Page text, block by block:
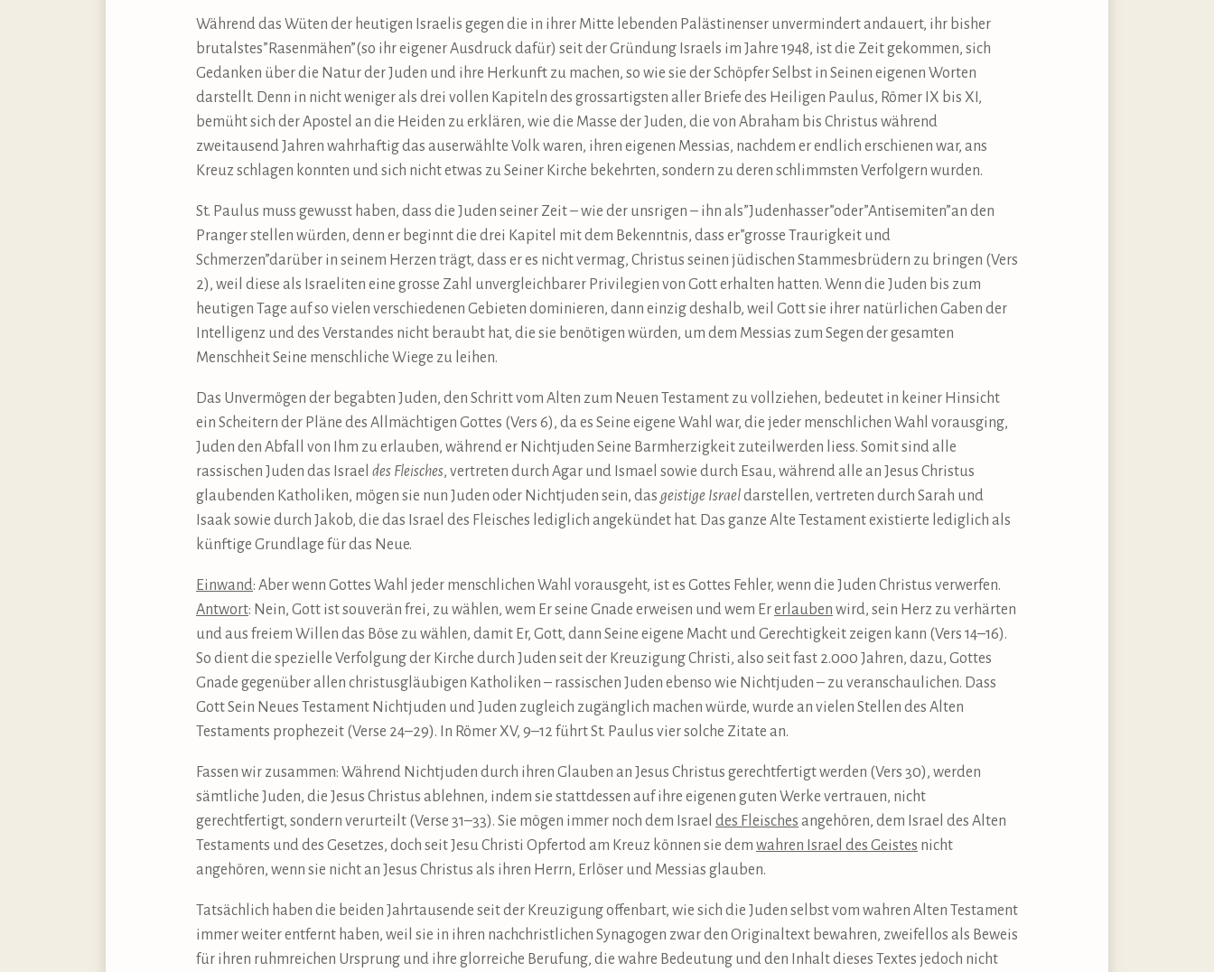
Während das Wüten der heutigen Israelis gegen die in ihrer Mitte lebenden Palästinenser unvermindert andauert, ihr bisher
brutalstes”Rasenmähen”(so ihr eigener Ausdruck dafür) seit der Gründung Israels im Jahre 1948, ist die Zeit gekommen, sich
Gedanken über die Natur der Juden und ihre Herkunft zu machen, so wie sie der Schöpfer Selbst in Seinen eigenen Worten
darstellt. Denn in nicht weniger als drei vollen Kapiteln des grossartigsten aller Briefe des Heiligen Paulus, Römer IX bis XI,
bemüht sich der Apostel an die Heiden zu erklären, wie die Masse der Juden, die von Abraham bis Christus während
zweitausend Jahren wahrhaftig das auserwählte Volk waren, ihren eigenen Messias, nachdem er endlich erschienen war, ans
Kreuz schlagen konnten und sich nicht etwas zu Seiner Kirche bekehrten, sondern zu deren schlimmsten Verfolgern wurden.
St. Paulus muss gewusst haben, dass die Juden seiner Zeit – wie der unsrigen – ihn als”Judenhasser”oder”Antisemiten”an den
Pranger stellen würden, denn er beginnt die drei Kapitel mit dem Bekenntnis, dass er”grosse Traurigkeit und
Schmerzen”darüber in seinem Herzen trägt, dass er es nicht vermag, Christus seinen jüdischen Stammesbrüdern zu bringen (Vers
2), weil diese als Israeliten eine grosse Zahl unvergleichbarer Privilegien von Gott erhalten hatten. Wenn die Juden bis zum
heutigen Tage auf so vielen verschiedenen Gebieten dominieren, dann einzig deshalb, weil Gott sie ihrer natürlichen Gaben der
Intelligenz und des Verstandes nicht beraubt hat, die sie benötigen würden, um dem Messias zum Segen der gesamten
Menschheit Seine menschliche Wiege zu leihen.
Das Unvermögen der begabten Juden, den Schritt vom Alten zum Neuen Testament zu vollziehen, bedeutet in keiner Hinsicht
ein Scheitern der Pläne des Allmächtigen Gottes (Vers 6), da es Seine eigene Wahl war, die jeder menschlichen Wahl vorausging,
Juden den Abfall von Ihm zu erlauben, während er Nichtjuden Seine Barmherzigkeit zuteilwerden liess. Somit sind alle
rassischen Juden das Israel des Fleisches, vertreten durch Agar und Ismael sowie durch Esau, während alle an Jesus Christus
glaubenden Katholiken, mögen sie nun Juden oder Nichtjuden sein, das geistige Israeldarstellen, vertreten durch Sarah und
Isaak sowie durch Jakob, die das Israel des Fleisches lediglich angekündet hat. Das ganze Alte Testament existierte lediglich als
künftige Grundlage für das Neue.
Einwand: Aber wenn Gottes Wahl jeder menschlichen Wahl vorausgeht, ist es Gottes Fehler, wenn die Juden Christus verwerfen.
Antwort: Nein, Gott ist souverän frei, zu wählen, wem Er seine Gnade erweisen und wem Ererlauben wird, sein Herz zu verhärten
und aus freiem Willen das Böse zu wählen, damit Er, Gott, dann Seine eigene Macht und Gerechtigkeit zeigen kann (Vers 14–16).
So dient die spezielle Verfolgung der Kirche durch Juden seit der Kreuzigung Christi, also seit fast 2.000 Jahren, dazu, Gottes
Gnade gegenüber allen christusgläubigen Katholiken – rassischen Juden ebenso wie Nichtjuden – zu veranschaulichen. Dass
Gott Sein Neues Testament Nichtjuden und Juden zugleich zugänglich machen würde, wurde an vielen Stellen des Alten
Testaments prophezeit (Verse 24–29). In Römer XV, 9–12 führt St. Paulus vier solche Zitate an.
Fassen wir zusammen: Während Nichtjuden durch ihren Glauben an Jesus Christus gerechtfertigt werden (Vers 30), werden
sämtliche Juden, die Jesus Christus ablehnen, indem sie stattdessen auf ihre eigenen guten Werke vertrauen, nicht
gerechtfertigt, sondern verurteilt (Verse 31–33). Sie mögen immer noch dem Israel des Fleisches angehören, dem Israel des Alten
Testaments und des Gesetzes, doch seit Jesu Christi Opfertod am Kreuz können sie dem wahren Israel des Geistes nicht
angehören, wenn sie nicht an Jesus Christus als ihren Herrn, Erlöser und Messias glauben.
Tatsächlich haben die beiden Jahrtausende seit der Kreuzigung offenbart, wie sich die Juden selbst vom wahren Alten Testament
immer weiter entfernt haben, weil sie in ihren nachchristlichen Synagogen zwar den Originaltext bewahren, zweifellos als Beweis
für ihren ruhmreichen Ursprung und ihre glorreiche Berufung, die wahre Bedeutung und den Inhalt dieses Textes jedoch nicht